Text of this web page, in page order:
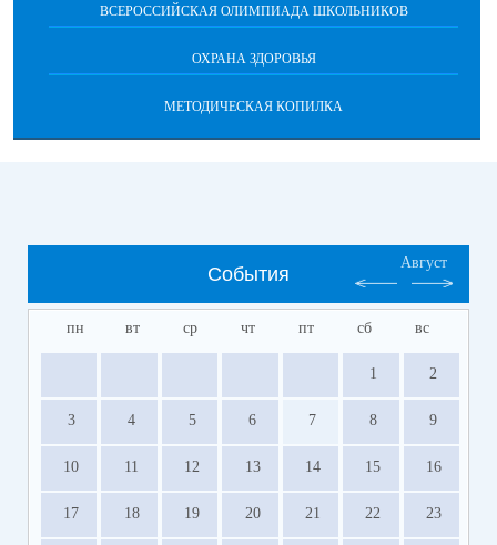
ВСЕРОССИЙСКАЯ ОЛИМПИАДА ШКОЛЬНИКОВ
ОХРАНА ЗДОРОВЬЯ
МЕТОДИЧЕСКАЯ КОПИЛКА
События
Август
пн вт ср чт пт сб вс
1 2
3 4 5 6 7 8 9
10 11 12 13 14 15 16
17 18 19 20 21 22 23